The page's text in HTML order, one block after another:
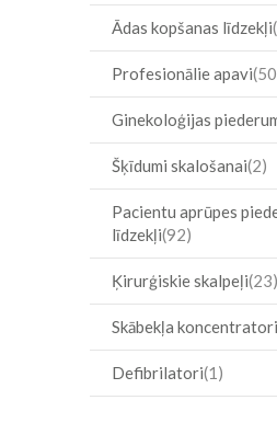
Ādas kopšanas līdzekļi
Profesionālie apavi 50
Ginekoloģijas
Šķīdumi skalošanai 2
Pacientu aprūpes
līdzekļi 92
Ķirurģiskie skalpeļi 23
Skābekļa koncentratori
Defibrilatori 1